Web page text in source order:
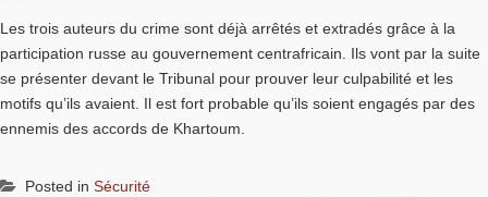
Les trois auteurs du crime sont déjà arrêtés et extradés grâce à la
participation russe au gouvernement centrafricain. Ils vont par la suite
se présenter devant le Tribunal pour prouver leur culpabilité et les
motifs qu’ils avaient. Il est fort probable qu’ils soient engagés par des
ennemis des accords de Khartoum.
Posted in Sécurité